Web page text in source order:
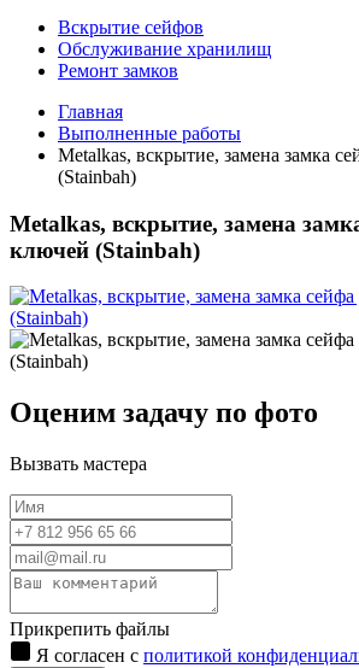
Вскрытие сейфов
Обслуживание хранилищ
Ремонт замков
Главная
Выполненные работы
Metalkas, вскрытие, замена замка
(Stainbah)
Metalkas, вскрытие, замена
ключей (Stainbah)
Оценим задачу по фото
Вызвать мастера
Прикрепить файлы
Я согласен с политикой